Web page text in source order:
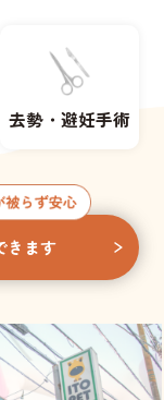
去勢・避妊手術
きます